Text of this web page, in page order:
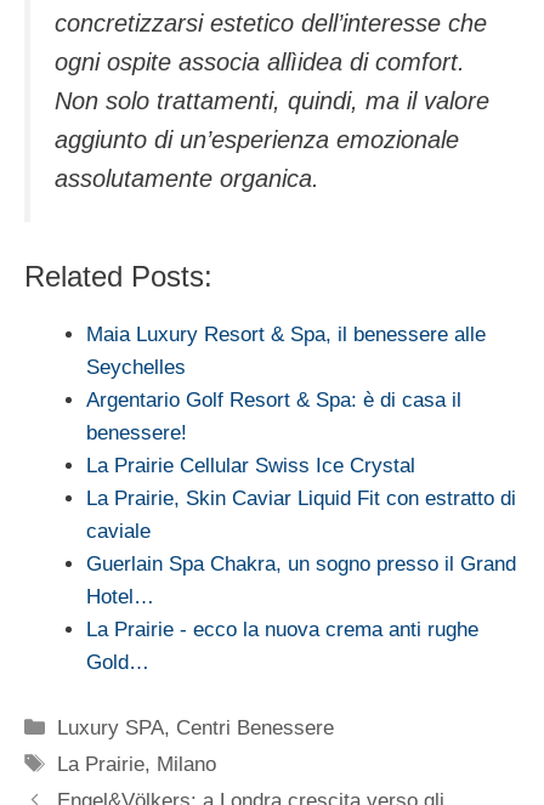
concretizzarsi estetico dell’interesse che
ogni ospite associa allìidea di comfort.
Non solo trattamenti, quindi, ma il valore
aggiunto di un’esperienza emozionale
assolutamente organica.
Related Posts:
Maia Luxury Resort & Spa, il benessere alle
Seychelles
Argentario Golf Resort & Spa: è di casa il
benessere!
La Prairie Cellular Swiss Ice Crystal
La Prairie, Skin Caviar Liquid Fit con estratto di
caviale
Guerlain Spa Chakra, un sogno presso il Grand
Hotel…
La Prairie - ecco la nuova crema anti rughe
Gold…
Categorie
Luxury SPA, Centri Benessere
Tag
La Prairie, Milano
Engel&Völkers: a Londra crescita verso gli